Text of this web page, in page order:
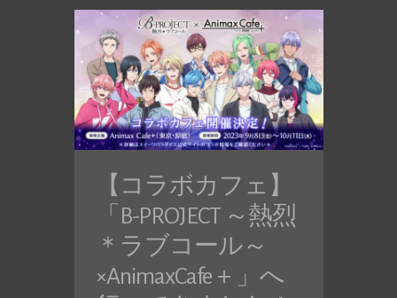
【コラボカフェ】
「B-PROJECT ～熱烈
＊ラブコール～
×AnimaxCafe＋」へ